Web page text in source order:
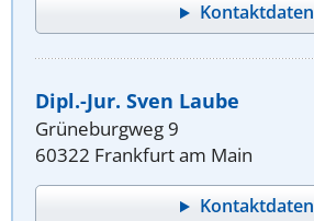
Kontaktdaten
Dipl.-Jur. Sven Laube
Grüneburgweg 9
60322 Frankfurt am Main
Kontaktdaten